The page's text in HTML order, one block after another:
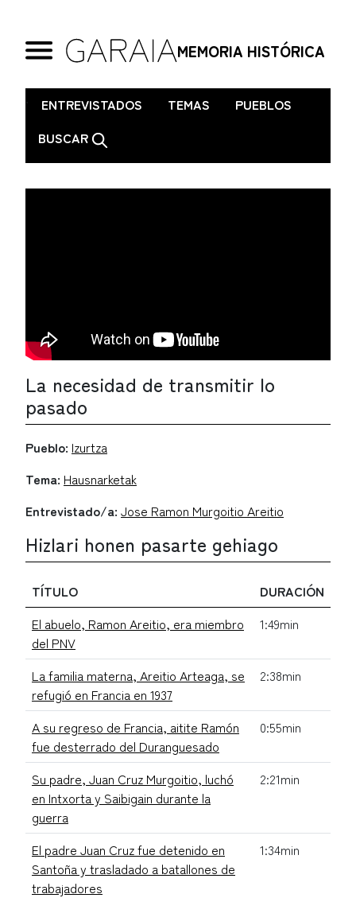
MEMORIA HISTÓRICA
. ENTREVISTADOS TEMAS
PUEBLOS
BUSCAR
La necesidad de transmitir lo
pasado
Pueblo: Izurtza
Tema: Hausnarketak
Entrevistado/a: Jose Ramon Murgoitio Areitio
Hizlari honen pasarte gehiago
TÍTULO
DURACIÓN
El abuelo, Ramon Areitio, era miembro
del PNV
1:49min
La familia materna, Areitio Arteaga, se
refugió en Francia en 1937
2:38min
A su regreso de Francia, aitite Ramón
fue desterrado del Duranguesado
0:55min
Su padre, Juan Cruz Murgoitio, luchó
en Intxorta y Saibigain durante la
guerra
2:21min
El padre Juan Cruz fue detenido en
Santoña y trasladado a batallones de
trabajadores
1:34min